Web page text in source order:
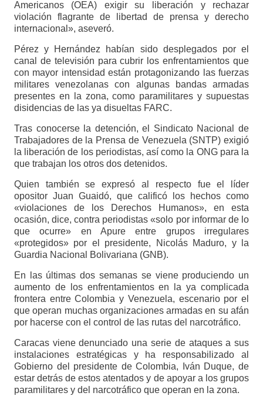
Americanos (OEA) exigir su liberación y rechazar
violación flagrante de libertad de prensa y derecho
internacional», aseveró.
Pérez y Hernández habían sido desplegados por el
canal de televisión para cubrir los enfrentamientos que
con mayor intensidad están protagonizando las fuerzas
militares venezolanas con algunas bandas armadas
presentes en la zona, como paramilitares y supuestas
disidencias de las ya disueltas FARC.
Tras conocerse la detención, el Sindicato Nacional de
Trabajadores de la Prensa de Venezuela (SNTP) exigió
la liberación de los periodistas, así como la ONG para la
que trabajan los otros dos detenidos.
Quien también se expresó al respecto fue el líder
opositor Juan Guaidó, que calificó los hechos como
«violaciones de los Derechos Humanos», en esta
ocasión, dice, contra periodistas «solo por informar de lo
que ocurre» en Apure entre grupos irregulares
«protegidos» por el presidente, Nicolás Maduro, y la
Guardia Nacional Bolivariana (GNB).
En las últimas dos semanas se viene produciendo un
aumento de los enfrentamientos en la ya complicada
frontera entre Colombia y Venezuela, escenario por el
que operan muchas organizaciones armadas en su afán
por hacerse con el control de las rutas del narcotráfico.
Caracas viene denunciado una serie de ataques a sus
instalaciones estratégicas y ha responsabilizado al
Gobierno del presidente de Colombia, Iván Duque, de
estar detrás de estos atentados y de apoyar a los grupos
paramilitares y del narcotráfico que operan en la zona.